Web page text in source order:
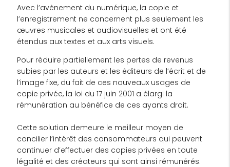
Avec l’avènement du numérique, la copie et
l’enregistrement ne concernent plus seulement les
œuvres musicales et audiovisuelles et ont été
étendus aux textes et aux arts visuels.
Pour réduire partiellement les pertes de revenus
subies par les auteurs et les éditeurs de l’écrit et de
l’image fixe, du fait de ces nouveaux usages de
copie privée, la loi du 17 juin 2001 a élargi la
rémunération au bénéfice de ces ayants droit.
Cette solution demeure le meilleur moyen de
concilier l’intérêt des consommateurs qui peuvent
continuer d’effectuer des copies privées en toute
légalité et des créateurs qui sont ainsi rémunérés.